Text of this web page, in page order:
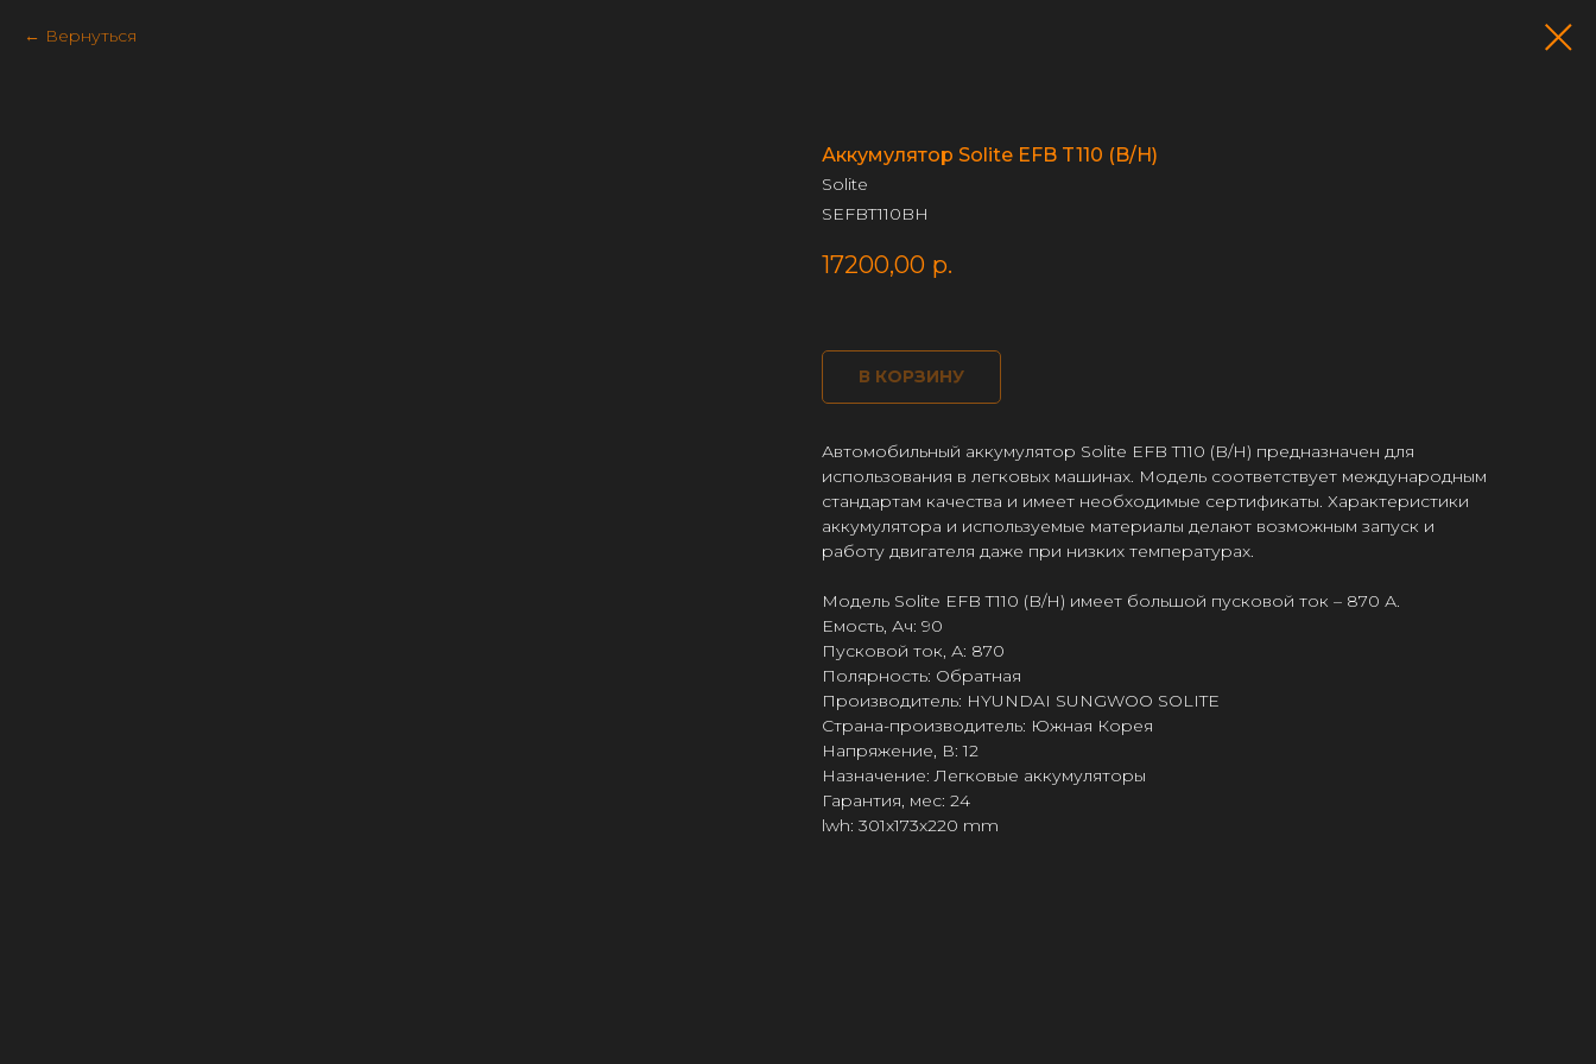
Вернуться
Аккумулятор Solite EFB T110 (B/H)
Solite
SEFBT110BH
17200,00 р.
В КОРЗИНУ
Автомобильный аккумулятор Solite EFB T110 (B/H) предназначен для
использования в легковых машинах. Модель соответствует международным
стандартам качества и имеет необходимые сертификаты. Характеристики
аккумулятора и используемые материалы делают возможным запуск и
работу двигателя даже при низких температурах.
Модель Solite EFB T110 (B/H) имеет большой пусковой ток – 870 А.
Емость, Ач: 90
Пусковой ток, А: 870
Полярность: Обратная
Производитель: HYUNDAI SUNGWOO SOLITE
Страна-производитель: Южная Корея
Напряжение, В: 12
Назначение: Легковые аккумуляторы
Гарантия, мес: 24
lwh: 301x173x220 mm